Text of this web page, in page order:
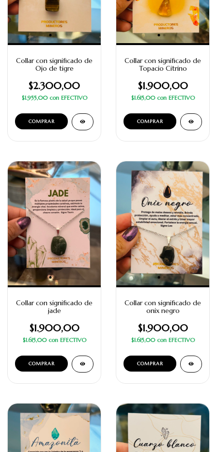
Collar con significado de
Ojo de tigre
$2.300,00
$1.955,00 con EFECTIVO
Collar con significado de
Topacio Citrino
$1.900,00
$1.615,00 con EFECTIVO
Collar con significado de
jade
$1.900,00
$1.615,00 con EFECTIVO
Collar con significado de
onix negro
$1.900,00
$1.615,00 con EFECTIVO